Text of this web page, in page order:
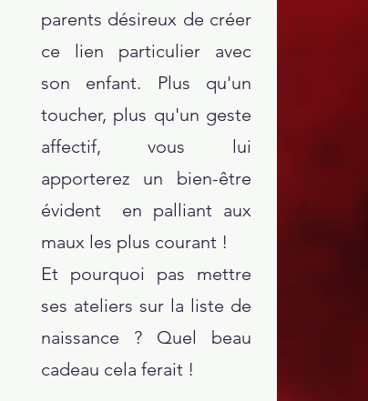
parents désireux de créer
ce lien particulier avec
son enfant. Plus qu'un
toucher, plus qu'un geste
affectif, vous lui
apporterez un bien-être
évident en palliant aux
maux les plus courant !
Et pourquoi pas mettre
ses ateliers sur la liste de
naissance ? Quel beau
cadeau cela ferait !